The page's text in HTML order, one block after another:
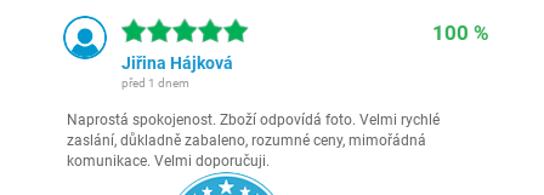
100 %
Jiřina Hájková
před 1 dnem
Naprostá spokojenost. Zboží odpovídá foto. Velmi rychlé
zaslání, důkladně zabaleno, rozumné ceny, mimořádná
komunikace. Velmi doporučuji.